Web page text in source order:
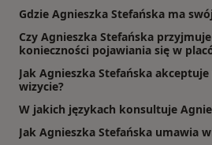
Gdzie Agnieszka Stefańska ma
Czy Agnieszka Stefańska
konieczności pojawiania się w
Jak Agnieszka Stefańska akceptuje
wizycie?
W jakich językach konsultuje
Jak Agnieszka Stefańska umawia